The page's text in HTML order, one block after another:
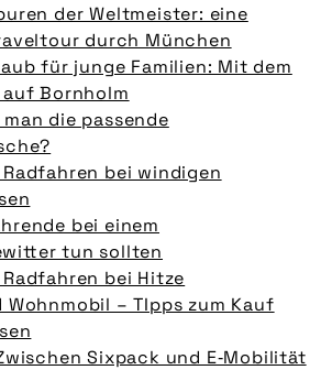
der Weltmeister: eine
durch München
für junge Familien: Mit dem
Bornholm
die passende
bei windigen
bei einem
tun sollten
bei Hitze
Wohnmobil – TIpps zum Kauf
Sixpack und E‑Mobilität